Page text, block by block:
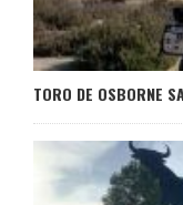
TORO DE OSBORNE